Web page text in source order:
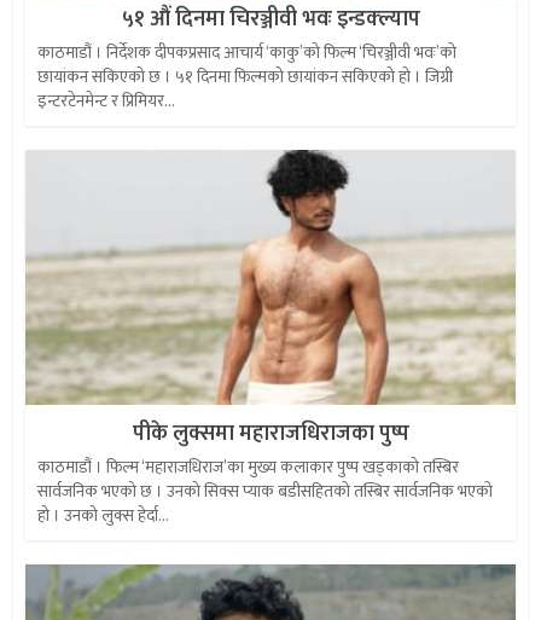
५१ औं दिनमा चिरञ्जीवी भवः इन्डक्ल्याप
काठमाडौं । निर्देशक दीपकप्रसाद आचार्य ‘काकु’को फिल्म ‘चिरञ्जीवी भवः’को
छायांकन सकिएको छ । ५१ दिनमा फिल्मको छायांकन सकिएको हो । जिग्री
इन्टरटेनमेन्ट र प्रिमियर...
पीके लुक्समा महाराजधिराजका पुष्प
काठमाडौं । फिल्म ‘महाराजधिराज’का मुख्य कलाकार पुष्प खड्काको तस्बिर
सार्वजनिक भएको छ । उनको सिक्स प्याक बडीसहितको तस्बिर सार्वजनिक भएको
हो । उनको लुक्स हेर्दा...